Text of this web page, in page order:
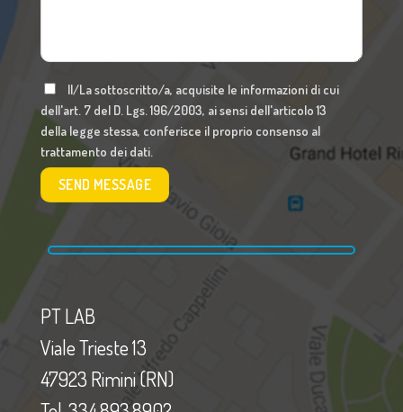
Il/La sottoscritto/a, acquisite le informazioni di cui
dell'art. 7 del D. Lgs. 196/2003, ai sensi dell'articolo 13
della legge stessa, conferisce il proprio consenso al
trattamento dei dati.
PT LAB
Viale Trieste 13
47923 Rimini (RN)